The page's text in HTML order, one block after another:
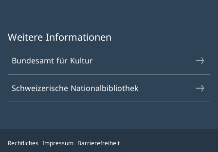
Weitere Informationen
Bundesamt für Kultur
Schweizerische Nationalbibliothek
Rechtliches Impressum Barrierefreiheit